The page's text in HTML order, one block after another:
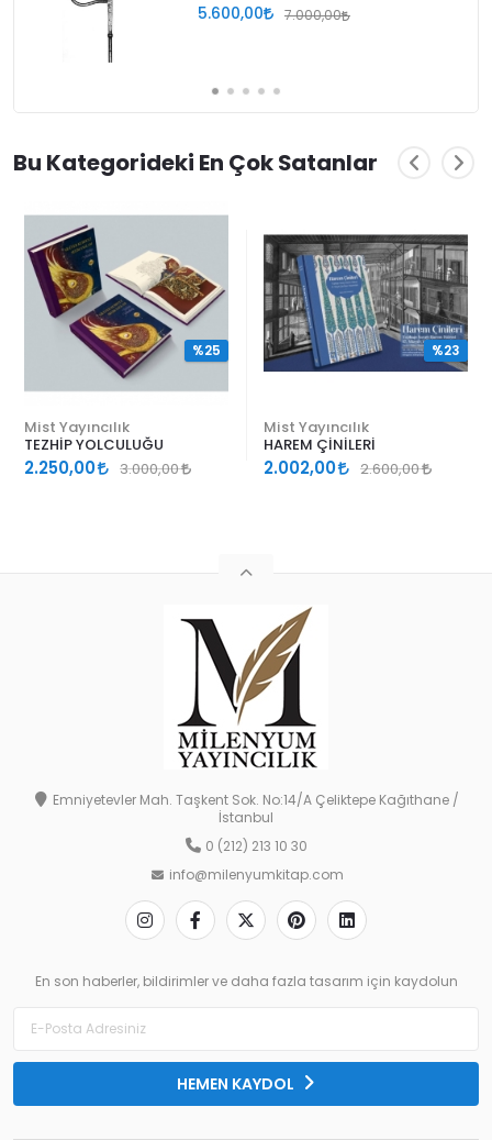
5.600,00 7.000,00
Bu Kategorideki En Çok Satanlar
Mist Yayıncılık
TEZHİP YOLCULUĞU
2.250,00 3.000,00
%25
Mist Yayıncılık
HAREM ÇİNİLERİ
2.002,00 2.600,00
%23
Emniyetevler Mah. Taşkent Sok. No:14/A Çeliktepe Kağıthane /
İstanbul
0 (212) 213 10 30
info@milenyumkitap.com
En son haberler, bildirimler ve daha fazla tasarım için kaydolun
HEMEN KAYDOL